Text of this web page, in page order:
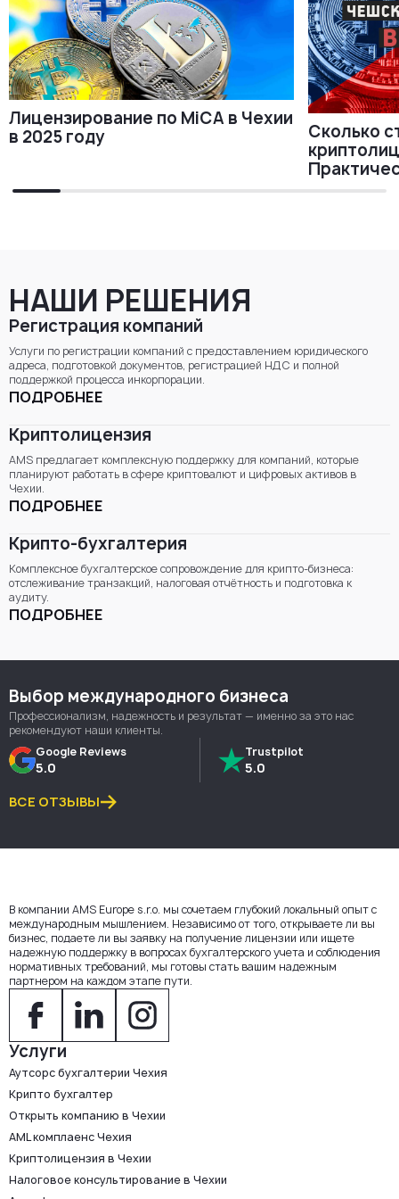
Лицензирование по MiCA в Чехии
в 2025 году
Сколько
НАШИ РЕШЕНИЯ
Регистрация компаний
Услуги по регистрации компаний с предоставлением юридического
адреса, подготовкой документов, регистрацией НДС и полной
поддержкой процесса инкорпорации.
ПОДРОБНЕЕ
Криптолицензия
AMS предлагает комплексную поддержку для компаний, которые
планируют работать в сфере криптовалют и цифровых активов в
Чехии.
ПОДРОБНЕЕ
Крипто-бухгалтерия
Комплексное бухгалтерское сопровождение для крипто-бизнеса:
отслеживание транзакций, налоговая отчётность и подготовка к
аудиту.
ПОДРОБНЕЕ
Выбор международного бизнеса
Профессионализм, надежность и результат — именно за это нас
рекомендуют наши клиенты.
Google Reviews
5.0
Trustpilot
5.0
ВСЕ ОТЗЫВЫ
В компании AMS Europe s.r.o. мы сочетаем глубокий локальный опыт с
международным мышлением. Независимо от того, открываете ли вы
бизнес, подаете ли вы заявку на получение лицензии или ищете
надежную поддержку в вопросах бухгалтерского учета и соблюдения
нормативных требований, мы готовы стать вашим надежным
партнером на каждом этапе пути.
Услуги
Аутсорс бухгалтерии Чехия
Крипто бухгалтер
Открыть компанию в Чехии
AML комплаенс Чехия
Криптолицензия в Чехии
Налоговое консультирование в Чехии